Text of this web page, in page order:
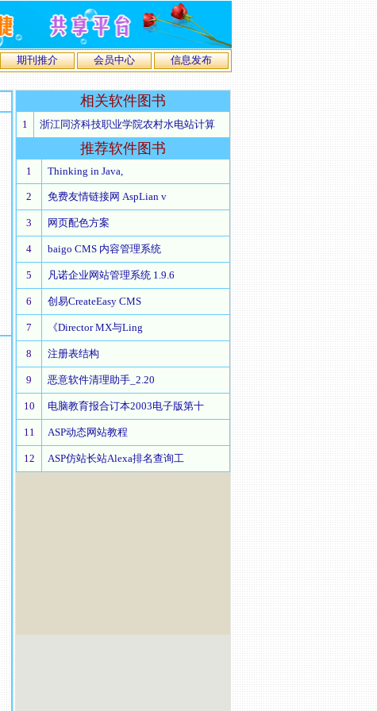
期刊推介 会员中心 信息发布
相关软件图书
1 浙江同济科技职业学院农村水电站计算
推荐软件图书
1 Thinking in Java,
2 免费友情链接网 AspLian v
3 网页配色方案
4 baigo CMS 内容管理系统
5 凡诺企业网站管理系统 1.9.6
6 创易CreateEasy CMS
7 《Director MX与Ling
8 注册表结构
9 恶意软件清理助手_2.20
10 电脑教育报合订本2003电子版第十
11 ASP动态网站教程
12 ASP仿站长站Alexa排名查询工